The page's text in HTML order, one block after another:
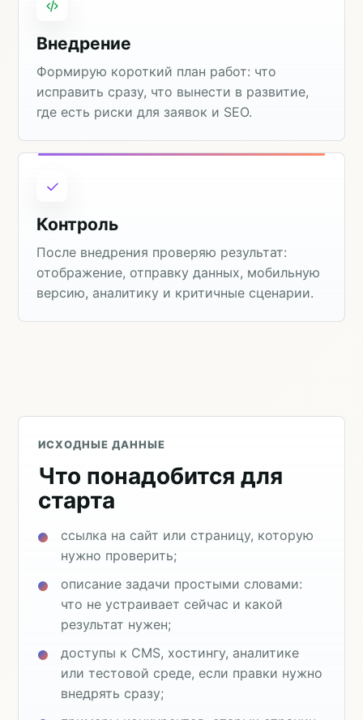
Внедрение
Формирую короткий план работ: что
исправить сразу, что вынести в развитие,
где есть риски для заявок и SEO.
Контроль
После внедрения проверяю результат:
отображение, отправку данных, мобильную
версию, аналитику и критичные сценарии.
ИСХОДНЫЕ ДАННЫЕ
Что понадобится для
старта
ссылка на сайт или страницу, которую
нужно проверить;
описание задачи простыми словами:
что не устраивает сейчас и какой
результат нужен;
доступы к CMS, хостингу, аналитике
или тестовой среде, если правки нужно
внедрять сразу;